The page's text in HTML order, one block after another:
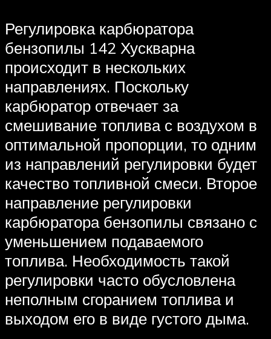
Регулировка карбюратора
бензопилы 142 Хускварна
происходит в нескольких
направлениях. Поскольку
карбюратор отвечает за
смешивание топлива с воздухом в
оптимальной пропорции, то одним
из направлений регулировки будет
качество топливной смеси. Второе
направление регулировки
карбюратора бензопилы связано с
уменьшением подаваемого
топлива. Необходимость такой
регулировки часто обусловлена
неполным сгоранием топлива и
выходом его в виде густого дыма.